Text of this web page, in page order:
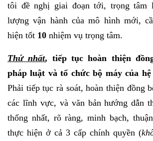
tôi đề nghị giai đoạn tới, trọng tâm
lượng vận hành của mô hình mới,
hiện tốt 10 nhiệm vụ trọng tâm.
Thứ nhất, tiếp tục hoàn thiện
pháp luật và tổ chức bộ máy của
Phải tiếp tục rà soát, hoàn thiện đồng
các lĩnh vực, và văn bản hướng dẫn
thống nhất, rõ ràng, minh bạch,
thực hiện ở cả 3 cấp chính quyền (